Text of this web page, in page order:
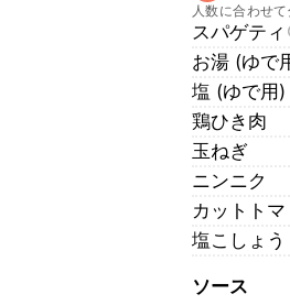
人数に合わせ
スパゲティ
お湯 (ゆで
塩 (ゆで用)
鶏ひき肉
玉ねぎ
ニンニク
カットト
塩こしょう
ソース